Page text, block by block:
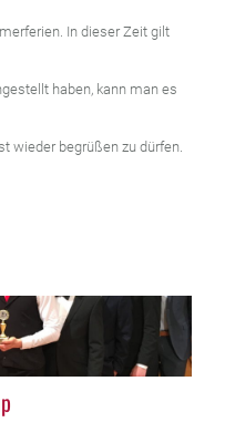
In dieser Zeit gilt
haben, kann man es
wieder begrüßen zu dürfen.